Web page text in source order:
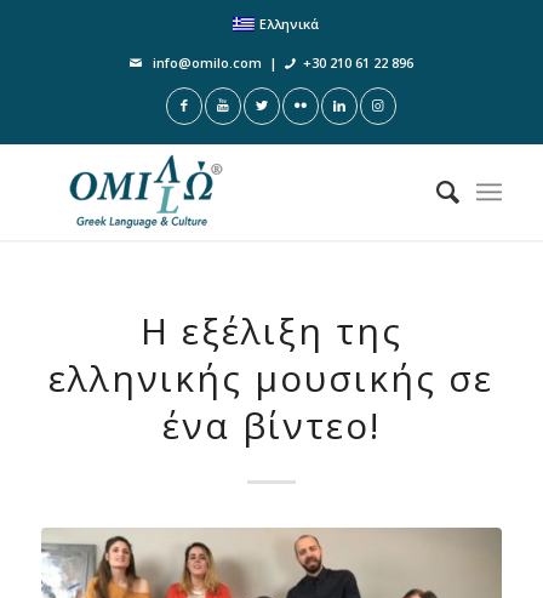
Ελληνικά
info@omilo.com | +30 210 61 22 896
Η εξέλιξη της
ελληνικής μουσικής σε
ένα βίντεο!